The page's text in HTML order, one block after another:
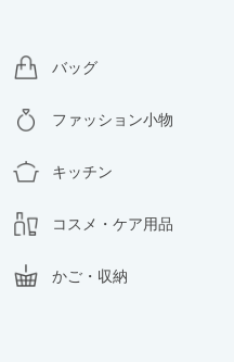
バッグ
ファッション小物
キッチン
コスメ・ケア用品
かご・収納